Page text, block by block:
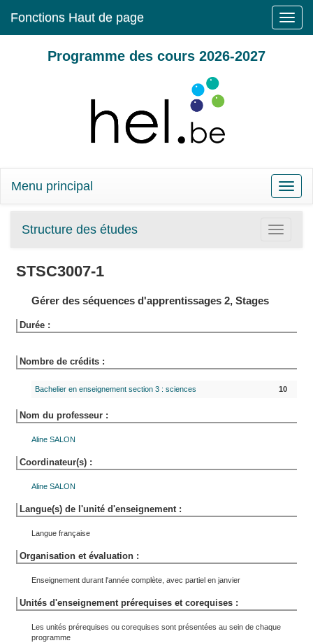
Toggle
Fonctions Haut de page
Programme des cours 2026-2027
Toggle
Menu principal
Toggle
Structure des études
STSC3007-1
Gérer des séquences d'apprentissages 2, Stages
Durée :
Nombre de crédits :
Bachelier en enseignement section 3 : sciences 10
Nom du professeur :
Aline SALON
Coordinateur(s) :
Aline SALON
Langue(s) de l'unité d'enseignement :
Langue française
Organisation et évaluation :
Enseignement durant l'année complète, avec partiel en janvier
Unités d'enseignement prérequises et corequises :
Les unités prérequises ou corequises sont présentées au sein de chaque
programme